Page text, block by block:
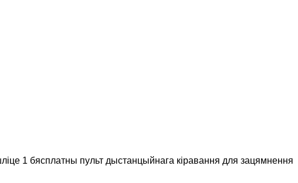
1 бясплатны пульт дыстанцыйнага кіравання для зацямнення